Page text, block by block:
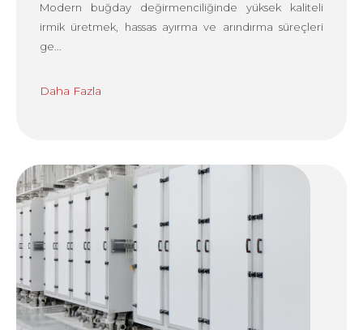
Modern buğday değirmenciliğinde yüksek kaliteli
irmik üretmek, hassas ayırma ve arındırma süreçleri
ge...
Daha Fazla